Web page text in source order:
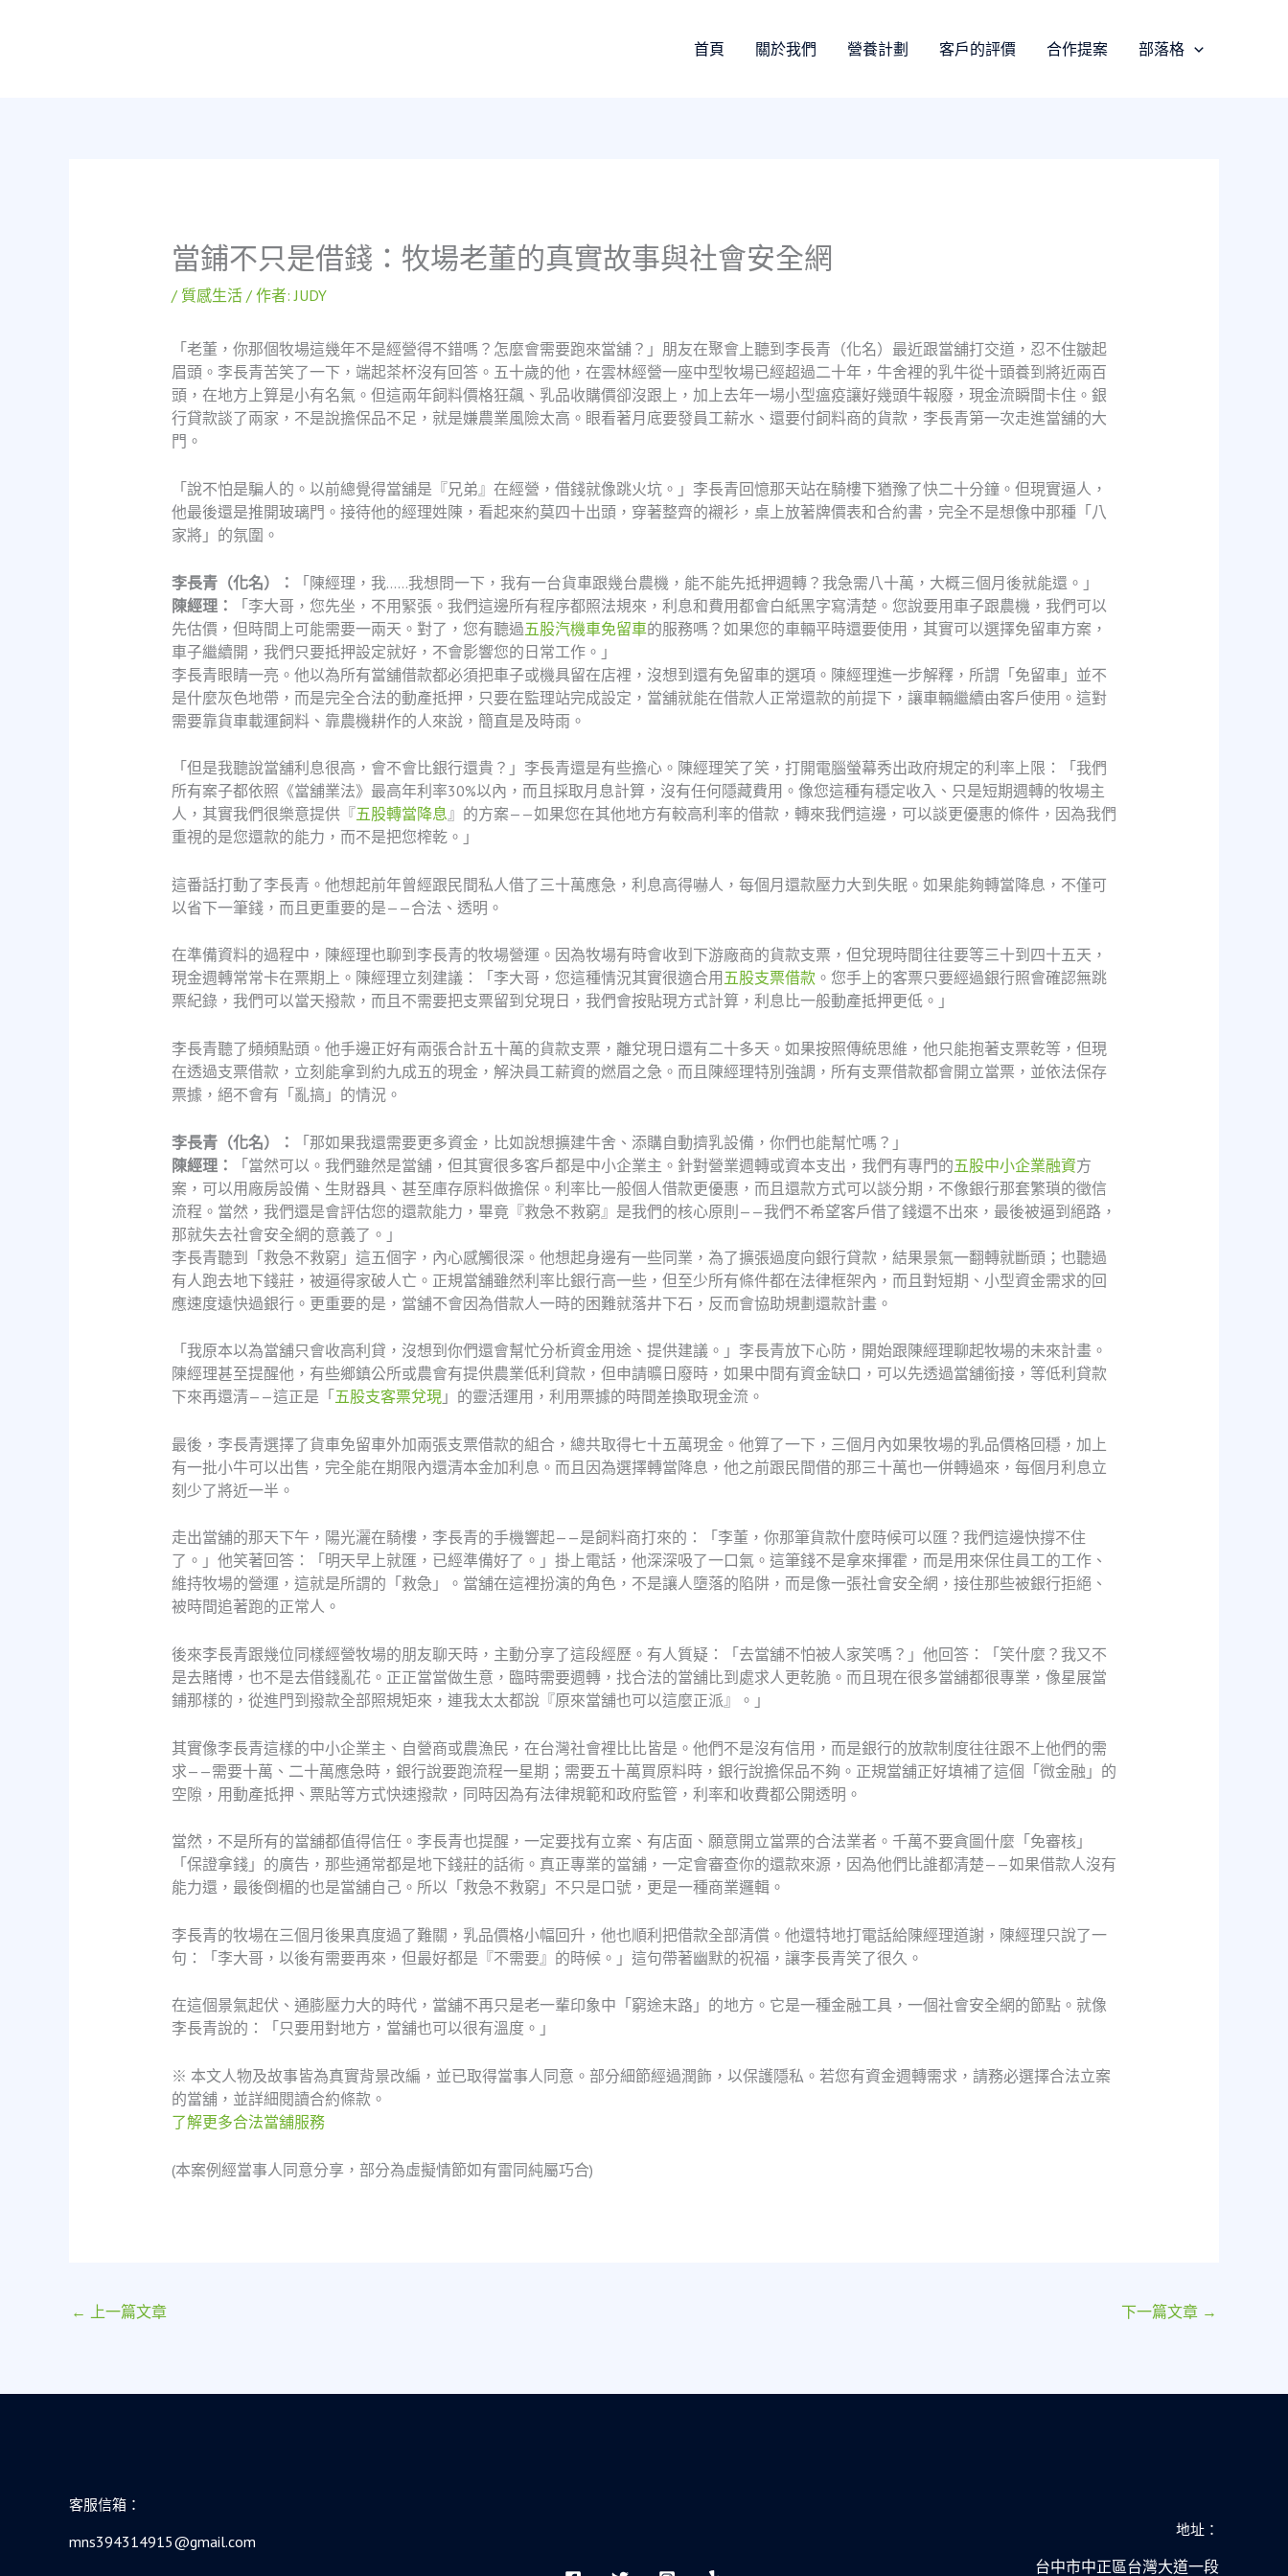
首頁 關於我們 營養計劃 客戶的評價 合作提案 部落格
當鋪不只是借錢：牧場老董的真實故事與社會安全網
/ 質感生活/ 作者:JUDY
「老董，你那個牧場這幾年不是經營得不錯嗎？怎麼會需要跑來當舖？」朋友在聚會上聽到李長青（化名）最近跟當舖打交道，忍不住皺起
眉頭。李長青苦笑了一下，端起茶杯沒有回答。五十歲的他，在雲林經營一座中型牧場已經超過二十年，牛舍裡的乳牛從十頭養到將近兩百
頭，在地方上算是小有名氣。但這兩年飼料價格狂飆、乳品收購價卻沒跟上，加上去年一場小型瘟疫讓好幾頭牛報廢，現金流瞬間卡住。銀
行貸款談了兩家，不是說擔保品不足，就是嫌農業風險太高。眼看著月底要發員工薪水、還要付飼料商的貨款，李長青第一次走進當舖的大
門。
「說不怕是騙人的。以前總覺得當舖是『兄弟』在經營，借錢就像跳火坑。」李長青回憶那天站在騎樓下猶豫了快二十分鐘。但現實逼人，
他最後還是推開玻璃門。接待他的經理姓陳，看起來約莫四十出頭，穿著整齊的襯衫，桌上放著牌價表和合約書，完全不是想像中那種「八
家將」的氛圍。
李長青（化名）：
「陳經理，我……我想問一下，我有一台貨車跟幾台農機，能不能先抵押週轉？我急需八十萬，大概三個月後就能還。」
陳經理：
「李大哥，您先坐，不用緊張。我們這邊所有程序都照法規來，利息和費用都會白紙黑字寫清楚。您說要用車子跟農機，我們可以
先估價，但時間上可能需要一兩天。對了，您有聽過五股汽機車免留車的服務嗎？如果您的車輛平時還要使用，其實可以選擇免留車方案，
車子繼續開，我們只要抵押設定就好，不會影響您的日常工作。」
李長青眼睛一亮。他以為所有當舖借款都必須把車子或機具留在店裡，沒想到還有免留車的選項。陳經理進一步解釋，所謂「免留車」並不
是什麼灰色地帶，而是完全合法的動產抵押，只要在監理站完成設定，當舖就能在借款人正常還款的前提下，讓車輛繼續由客戶使用。這對
需要靠貨車載運飼料、靠農機耕作的人來說，簡直是及時雨。
「但是我聽說當舖利息很高，會不會比銀行還貴？」李長青還是有些擔心。陳經理笑了笑，打開電腦螢幕秀出政府規定的利率上限：「我們
所有案子都依照《當舖業法》最高年利率30%以內，而且採取月息計算，沒有任何隱藏費用。像您這種有穩定收入、只是短期週轉的牧場主
人，其實我們很樂意提供『五股轉當降息』的方案——如果您在其他地方有較高利率的借款，轉來我們這邊，可以談更優惠的條件，因為我們
重視的是您還款的能力，而不是把您榨乾。」
這番話打動了李長青。他想起前年曾經跟民間私人借了三十萬應急，利息高得嚇人，每個月還款壓力大到失眠。如果能夠轉當降息，不僅可
以省下一筆錢，而且更重要的是——合法、透明。
在準備資料的過程中，陳經理也聊到李長青的牧場營運。因為牧場有時會收到下游廠商的貨款支票，但兌現時間往往要等三十到四十五天，
現金週轉常常卡在票期上。陳經理立刻建議：「李大哥，您這種情況其實很適合用 五股支票借款。您手上的客票只要經過銀行照會確認無跳
票紀錄，我們可以當天撥款，而且不需要把支票留到兌現日，我們會按貼現方式計算，利息比一般動產抵押更低。」
李長青聽了頻頻點頭。他手邊正好有兩張合計五十萬的貨款支票，離兌現日還有二十多天。如果按照傳統思維，他只能抱著支票乾等，但現
在透過支票借款，立刻能拿到約九成五的現金，解決員工薪資的燃眉之急。而且陳經理特別強調，所有支票借款都會開立當票，並依法保存
票據，絕不會有「亂搞」的情況。
李長青（化名）：
「那如果我還需要更多資金，比如說想擴建牛舍、添購自動擠乳設備，你們也能幫忙嗎？」
陳經理：
「當然可以。我們雖然是當舖，但其實很多客戶都是中小企業主。針對營業週轉或資本支出，我們有專門的五股中小企業融資方
案，可以用廠房設備、生財器具、甚至庫存原料做擔保。利率比一般個人借款更優惠，而且還款方式可以談分期，不像銀行那套繁瑣的徵信
流程。當然，我們還是會評估您的還款能力，畢竟『救急不救窮』是我們的核心原則——我們不希望客戶借了錢還不出來，最後被逼到絕路，
那就失去社會安全網的意義了。」
李長青聽到「救急不救窮」這五個字，內心感觸很深。他想起身邊有一些同業，為了擴張過度向銀行貸款，結果景氣一翻轉就斷頭；也聽過
有人跑去地下錢莊，被逼得家破人亡。正規當舖雖然利率比銀行高一些，但至少所有條件都在法律框架內，而且對短期、小型資金需求的回
應速度遠快過銀行。更重要的是，當舖不會因為借款人一時的困難就落井下石，反而會協助規劃還款計畫。
「我原本以為當舖只會收高利貸，沒想到你們還會幫忙分析資金用途、提供建議。」李長青放下心防，開始跟陳經理聊起牧場的未來計畫。
陳經理甚至提醒他，有些鄉鎮公所或農會有提供農業低利貸款，但申請曠日廢時，如果中間有資金缺口，可以先透過當舖銜接，等低利貸款
下來再還清——這正是「 五股支客票兌現」的靈活運用，利用票據的時間差換取現金流。
最後，李長青選擇了貨車免留車外加兩張支票借款的組合，總共取得七十五萬現金。他算了一下，三個月內如果牧場的乳品價格回穩，加上
有一批小牛可以出售，完全能在期限內還清本金加利息。而且因為選擇轉當降息，他之前跟民間借的那三十萬也一併轉過來，每個月利息立
刻少了將近一半。
走出當舖的那天下午，陽光灑在騎樓，李長青的手機響起——是飼料商打來的：「李董，你那筆貨款什麼時候可以匯？我們這邊快撐不住
了。」他笑著回答：「明天早上就匯，已經準備好了。」掛上電話，他深深吸了一口氣。這筆錢不是拿來揮霍，而是用來保住員工的工作、
維持牧場的營運，這就是所謂的「救急」。當舖在這裡扮演的角色，不是讓人墮落的陷阱，而是像一張社會安全網，接住那些被銀行拒絕、
被時間追著跑的正常人。
後來李長青跟幾位同樣經營牧場的朋友聊天時，主動分享了這段經歷。有人質疑：「去當舖不怕被人家笑嗎？」他回答：「笑什麼？我又不
是去賭博，也不是去借錢亂花。正正當當做生意，臨時需要週轉，找合法的當舖比到處求人更乾脆。而且現在很多當舖都很專業，像星展當
鋪那樣的，從進門到撥款全部照規矩來，連我太太都說『原來當舖也可以這麼正派』。」
其實像李長青這樣的中小企業主、自營商或農漁民，在台灣社會裡比比皆是。他們不是沒有信用，而是銀行的放款制度往往跟不上他們的需
求——需要十萬、二十萬應急時，銀行說要跑流程一星期；需要五十萬買原料時，銀行說擔保品不夠。正規當舖正好填補了這個「微金融」的
空隙，用動產抵押、票貼等方式快速撥款，同時因為有法律規範和政府監管，利率和收費都公開透明。
當然，不是所有的當舖都值得信任。李長青也提醒，一定要找有立案、有店面、願意開立當票的合法業者。千萬不要貪圖什麼「免審核」
「保證拿錢」的廣告，那些通常都是地下錢莊的話術。真正專業的當舖，一定會審查你的還款來源，因為他們比誰都清楚——如果借款人沒有
能力還，最後倒楣的也是當舖自己。所以「救急不救窮」不只是口號，更是一種商業邏輯。
李長青的牧場在三個月後果真度過了難關，乳品價格小幅回升，他也順利把借款全部清償。他還特地打電話給陳經理道謝，陳經理只說了一
句：「李大哥，以後有需要再來，但最好都是『不需要』的時候。」這句帶著幽默的祝福，讓李長青笑了很久。
在這個景氣起伏、通膨壓力大的時代，當舖不再只是老一輩印象中「窮途末路」的地方。它是一種金融工具，一個社會安全網的節點。就像
李長青說的：「只要用對地方，當舖也可以很有溫度。」
※ 本文人物及故事皆為真實背景改編，並已取得當事人同意。部分細節經過潤飾，以保護隱私。若您有資金週轉需求，請務必選擇合法立案
的當舖，並詳細閱讀合約條款。
了解更多合法當舖服務
(本案例經當事人同意分享，部分為虛擬情節如有雷同純屬巧合)
← 上一篇文章 下一篇文章 →
客服信箱：
mns394314915@gmail.com
地址：
台中市中正區台灣大道一段